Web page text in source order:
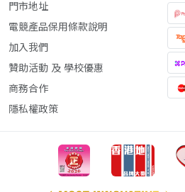
門市地址
電競產品保用條款說明
加入我們
贊助活動 及 學校優惠
商務合作
隱私權政策